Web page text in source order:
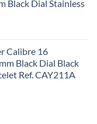
Black Dial Stainless
Calibre 16
Black Dial Black
Ref. CAY211A